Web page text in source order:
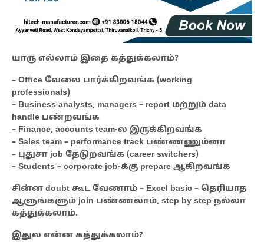
யாரு எல்லாம் இதை கத்துக்கலாம்?
– Office வேலை பார்க்கிறவங்க (working
professionals)
– Business analysts, managers – report மற்றும் data
handle பண்றவங்க
– Finance, accounts team-ல இருக்கிறவங்க
– Sales team – performance track பண்ணணும்னா
– புதுசா job தேடுறவங்க (career switchers)
– Students – corporate job-க்கு prepare ஆகிறவங்க
சின்ன doubt கூட வேணாம் – Excel basic – தெரியாத
ஆளுங்களும் join பண்ணலாம், step by step நல்லா
கத்துக்கலாம்.
இதுல என்ன கத்துக்கலாம்?